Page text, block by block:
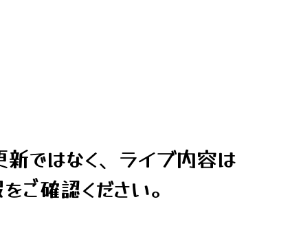
ではなく、ライブ内容は
確認ください。